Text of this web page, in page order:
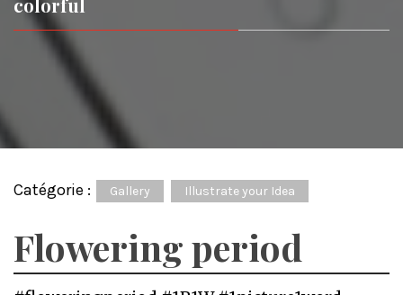
colorful
Catégorie : Gallery Illustrate your Idea
Flowering period